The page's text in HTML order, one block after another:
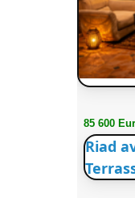
85 600
Riad